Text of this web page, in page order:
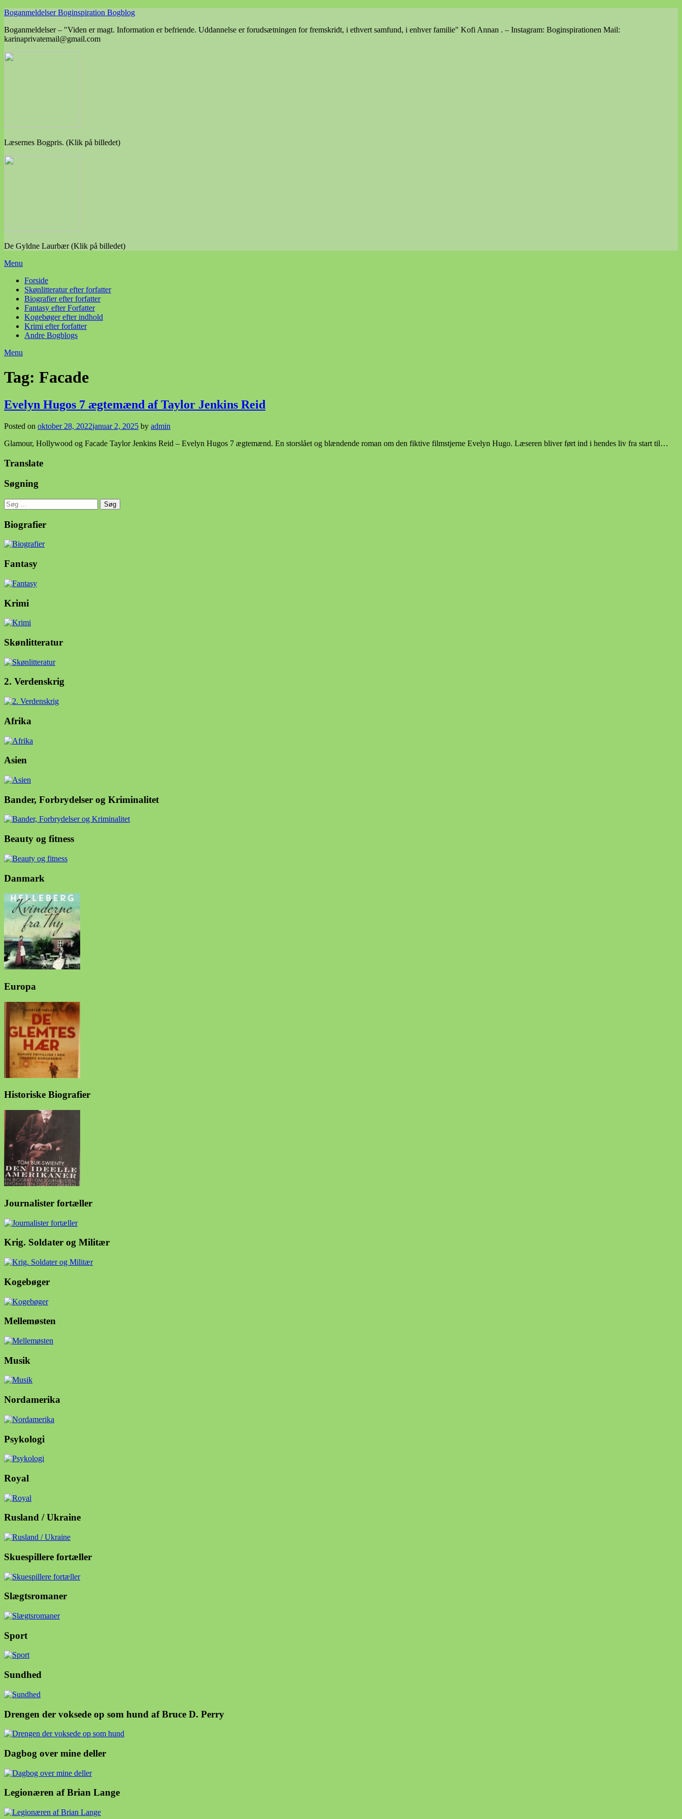
Skip
content
Boganmeldelser Boginspiration Bogblog
Boganmeldelser – "Viden er magt. Information er befriende. Uddannelse er forudsætningen for fremskridt, i ethvert samfund, i enhver familie" Kofi Annan . – Instagram: Boginspirationen Mail:
karinaprivatemail@gmail.com
Læsernes Bogpris. (Klik på billedet)
De Gyldne Laurbær (Klik på billedet)
Menu
Forside
Skønlitteratur efter forfatter
Biografier efter forfatter
Fantasy efter Forfatter
Kogebøger efter indhold
Krimi efter forfatter
Andre Bogblogs
Menu
Tag: Facade
Evelyn Hugos 7 ægtemænd af Taylor Jenkins Reid
Posted on oktober 28, 2022januar 2, 2025 by admin
Glamour, Hollywood og Facade Taylor Jenkins Reid – Evelyn Hugos 7 ægtemænd. En storslået og blændende roman om den fiktive filmstjerne Evelyn Hugo. Læseren bliver ført ind i hendes liv fra start til…
Translate
Søgning
Søg
efter:
Biografier
Fantasy
Krimi
Skønlitteratur
2. Verdenskrig
Afrika
Asien
Bander, Forbrydelser og Kriminalitet
Beauty og fitness
Danmark
Europa
Historiske Biografier
Journalister fortæller
Krig. Soldater og Militær
Kogebøger
Mellemøsten
Musik
Nordamerika
Psykologi
Royal
Rusland / Ukraine
Skuespillere fortæller
Slægtsromaner
Sport
Sundhed
Drengen der voksede op som hund af Bruce D. Perry
Dagbog over mine deller
Legionæren af Brian Lange